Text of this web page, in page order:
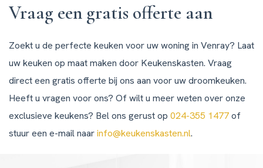
Vraag een gratis offerte aan
Zoekt u de perfecte keuken voor uw woning in Venray? Laat
uw keuken op maat maken door Keukenskasten. Vraag
direct een gratis offerte bij ons aan voor uw droomkeuken.
Heeft u vragen voor ons? Of wilt u meer weten over onze
exclusieve keukens? Bel ons gerust op 024-355 1477of
stuur een e-mail naarinfo@keukenskasten.nl.